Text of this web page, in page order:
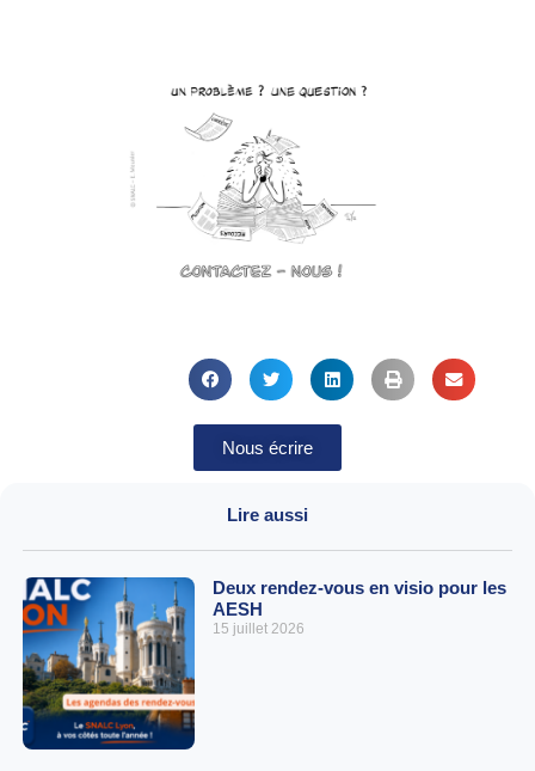
Nous écrire
Lire aussi
Deux rendez-vous en visio pour les
AESH
15 juillet 2026